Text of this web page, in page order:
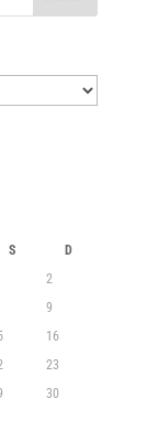
S
D
2
9
16
23
30